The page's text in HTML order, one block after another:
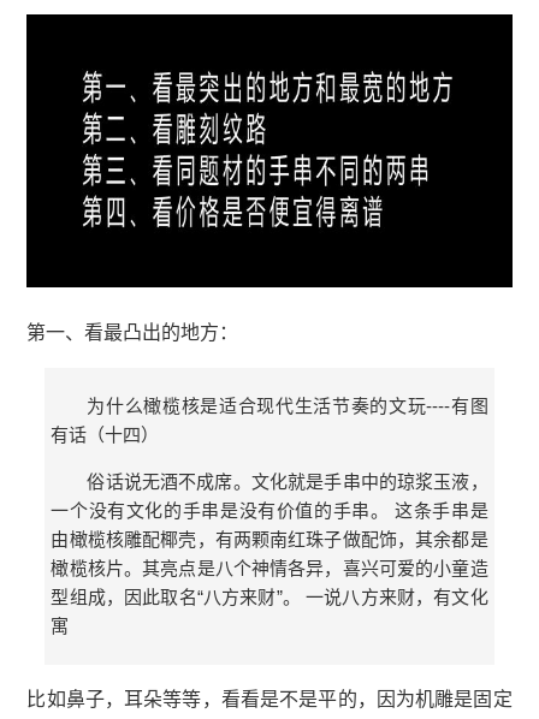
第一、看最凸出的地方：
为什么橄榄核是适合现代生活节奏的文玩----有图
有话（十四）
俗话说无酒不成席。文化就是手串中的琼浆玉液，
一个没有文化的手串是没有价值的手串。 这条手串是
由橄榄核雕配椰壳，有两颗南红珠子做配饰，其余都是
橄榄核片。其亮点是八个神情各异，喜兴可爱的小童造
型组成，因此取名“八方来财”。 一说八方来财，有文化
寓
比如鼻子，耳朵等等，看看是不是平的，因为机雕是固定